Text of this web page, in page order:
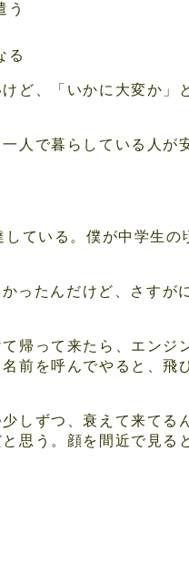
う
る
ど、「いかに大変か」
人で暮らしている人が
ている。僕が中学生の
ったんだけど、さすが
帰って来たら、エンジ
前を呼んでやると、飛
しずつ、衰えて来てる
思う。顔を間近で見る